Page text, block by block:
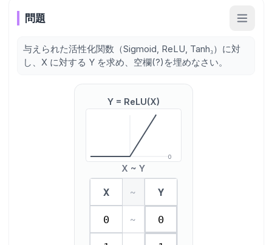
問題
与えられた活性化関数（Sigmoid, ReLU, Tanh₃）に対
し、X に対する Y を求め、空欄(?)を埋めなさい。
Y = ReLU(X)
0
X ~ Y
X ~ Y
0 ~ 0